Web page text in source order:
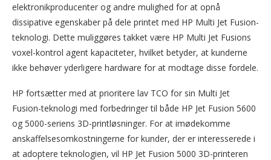
elektronikproducenter og andre mulighed for at opnå
dissipative egenskaber på dele printet med HP Multi Jet Fusion-
teknologi. Dette muliggøres takket være HP Multi Jet Fusions
voxel-kontrol agent kapaciteter, hvilket betyder, at kunderne
ikke behøver yderligere hardware for at modtage disse fordele.
HP fortsætter med at prioritere lav TCO for sin Multi Jet
Fusion-teknologi med forbedringer til både HP Jet Fusion 5600
og 5000-seriens 3D-printløsninger. For at imødekomme
anskaffelsesomkostningerne for kunder, der er interesserede i
at adoptere teknologien, vil HP Jet Fusion 5000 3D-printeren